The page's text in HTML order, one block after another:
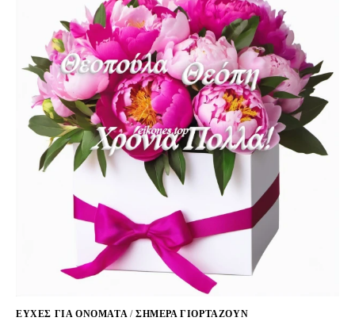
ΕΥΧΈΣ ΓΙΑ ΟΝΌΜΑΤΑ/ΣΉΜΕΡΑ ΓΙΟΡΤΆΖΟΥΝ